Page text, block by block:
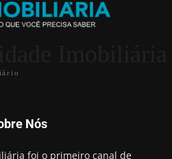
Nós
foi o primeiro canal de